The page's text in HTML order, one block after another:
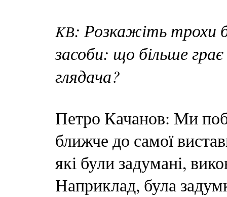
KВ: Розкажіть трохи
засоби: що більше
глядача?
Петро Качанов: Ми
ближче до самої
які були задумані,
Наприклад, була